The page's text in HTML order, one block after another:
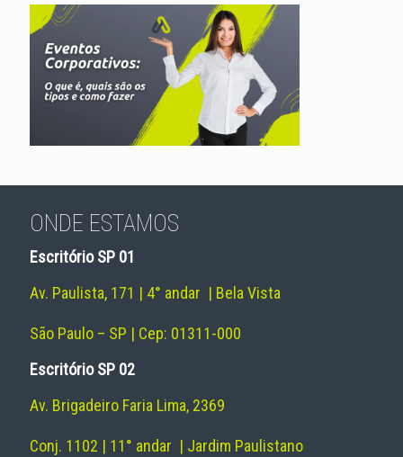
ONDE ESTAMOS
Escritório SP 01
Av. Paulista, 171 | 4° andar | Bela Vista
São Paulo – SP | Cep: 01311-000
Escritório SP 02
Av. Brigadeiro Faria Lima, 2369
Conj. 1102 | 11° andar | Jardim Paulistano